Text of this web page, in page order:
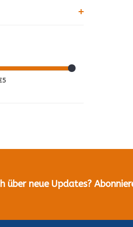
über neue Updates?